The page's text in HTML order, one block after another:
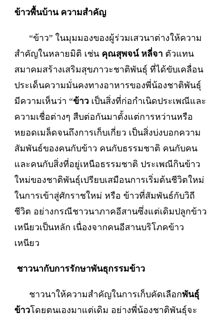
ข้าวพื้นบ้าน ความสำคัญ
“ข้าว” ในมุมมองของผู้ร่วมเสวนาต่างให้ความ
สำคัญในหลายมิติ เช่น คุณสุพจน์ หลี่จา ตัวแทน
สมาคมสร้างเสริมสุขภาวะชาติพันธุ์ ที่ได้ขับเคลื่อน
ประเด็นความมั่นคงทางอาหารของพี่น้องชาติพันธุ์
มีความเห็นว่า “ข้าว เป็นสิ่งที่ก่อกำเนิดประเพณีและ
ความเชื่อต่างๆ สืบต่อกันมาตั้งแต่การหว่านหรือ
หยอดเมล็ดจนถึงการเก็บเกี่ยว เป็นสิ่งบ่งบอกความ
สัมพันธ์ของคนกับข้าว คนกับธรรมชาติ คนกับคน
และคนกับสิ่งที่อยู่เหนือธรรมชาติ ประเพณีกินข้าว
ใหม่ของชาติพันธุ์เปรียบเสมือนการเริ่มต้นชีวิตใหม่
ในการเข้าสู่ศักราชใหม่ หรือ ข้าวที่สัมพันธ์กับวิถี
ชีวิต อย่างกรณีชาวนาภาคอีสานซึ่งแต่เดิมปลูกข้าว
เหนียวเป็นหลัก เนื่องจากคนอีสานบริโภคข้าว
เหนียว
ชาวนากับการรักษาพันธุกรรมข้าว
ชาวนาให้ความสำคัญในการเก็บคัดเลือกพันธุ์
ข้าวโดยตนเองมาแต่เดิม อย่างพี่น้องชาติพันธุ์จะ